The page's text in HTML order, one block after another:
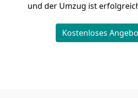
und der Umzug ist
Kostenloses